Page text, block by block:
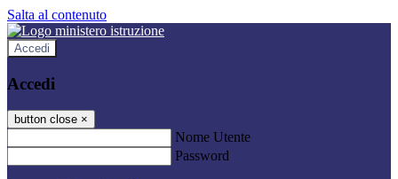
Salta al contenuto
Accedi
Accedi
button close ×
Nome Utente
Password